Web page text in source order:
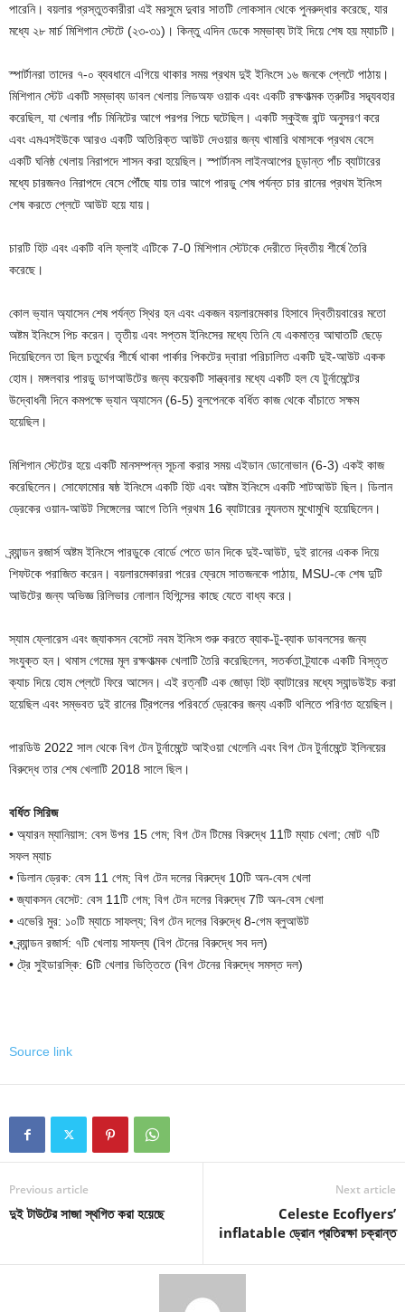
পারেনি। বয়লার প্রস্তুতকারীরা এই মরসুমে দুবার সাতটি লোকসান থেকে পুনরুদ্ধার করেছে, যার
মধ্যে ২৮ মার্চ মিশিগান স্টেটে (২৩-৩১)। কিন্তু এদিন ডেকে সম্ভাব্য টাই দিয়ে শেষ হয় ম্যাচটি।
স্পার্টানরা তাদের ৭-০ ব্যবধানে এগিয়ে থাকার সময় প্রথম দুই ইনিংসে ১৬ জনকে প্লেটে পাঠায়।
মিশিগান স্টেট একটি সম্ভাব্য ডাবল খেলায় লিডঅফ ওয়াক এবং একটি রক্ষণাত্মক ত্রুটির সদ্ব্যবহার
করেছিল, যা খেলার পাঁচ মিনিটের আগে পরপর পিচে ঘটেছিল। একটি স্কুইজ বান্ট অনুসরণ করে
এবং এমএসইউকে আরও একটি অতিরিক্ত আউট দেওয়ার জন্য খামারি থমাসকে প্রথম বেসে
একটি ঘনিষ্ঠ খেলায় নিরাপদে শাসন করা হয়েছিল। স্পার্টানস লাইনআপের চূড়ান্ত পাঁচ ব্যাটারের
মধ্যে চারজনও নিরাপদে বেসে পৌঁছে যায় তার আগে পারডু শেষ পর্যন্ত চার রানের প্রথম ইনিংস
শেষ করতে প্লেটে আউট হয়ে যায়।
চারটি হিট এবং একটি বলি ফ্লাই এটিকে 7-0 মিশিগান স্টেটকে দেরীতে দ্বিতীয় শীর্ষে তৈরি
করেছে।
কোল ভ্যান অ্যাসেন শেষ পর্যন্ত স্থির হন এবং একজন বয়লারমেকার হিসাবে দ্বিতীয়বারের মতো
অষ্টম ইনিংসে পিচ করেন। তৃতীয় এবং সপ্তম ইনিংসের মধ্যে তিনি যে একমাত্র আঘাতটি ছেড়ে
দিয়েছিলেন তা ছিল চতুর্থের শীর্ষে থাকা পার্কার পিকটের দ্বারা পরিচালিত একটি দুই-আউট একক
হোম। মঙ্গলবার পারডু ডাগআউটের জন্য কয়েকটি সান্ত্বনার মধ্যে একটি হল যে টুর্নামেন্টের
উদ্বোধনী দিনে কমপক্ষে ভ্যান অ্যাসেন (6-5) বুলপেনকে বর্ধিত কাজ থেকে বাঁচাতে সক্ষম
হয়েছিল।
মিশিগান স্টেটের হয়ে একটি মানসম্পন্ন সূচনা করার সময় এইডান ডোনোভান (6-3) একই কাজ
করেছিলেন। সোফোমোর ষষ্ঠ ইনিংসে একটি হিট এবং অষ্টম ইনিংসে একটি শাটআউট ছিল। ডিলান
ড্রেকের ওয়ান-আউট সিঙ্গেলের আগে তিনি প্রথম 16 ব্যাটারের ন্যূনতম মুখোমুখি হয়েছিলেন।
ব্র্যান্ডন রজার্স অষ্টম ইনিংসে পারডুকে বোর্ডে পেতে ডান দিকে দুই-আউট, দুই রানের একক দিয়ে
শিফটকে পরাজিত করেন। বয়লারমেকাররা পরের ফ্রেমে সাতজনকে পাঠায়, MSU-কে শেষ দুটি
আউটের জন্য অভিজ্ঞ রিলিভার নোলান হিগিন্সের কাছে যেতে বাধ্য করে।
স্যাম ফ্লোরেস এবং জ্যাকসন বেসেট নবম ইনিংস শুরু করতে ব্যাক-টু-ব্যাক ডাবলসের জন্য
সংযুক্ত হন। থমাস গেমের মূল রক্ষণাত্মক খেলাটি তৈরি করেছিলেন, সতর্কতা ট্র্যাকে একটি বিস্তৃত
ক্যাচ দিয়ে হোম প্লেটে ফিরে আসেন। এই রত্নটি এক জোড়া হিট ব্যাটারের মধ্যে স্যান্ডউইচ করা
হয়েছিল এবং সম্ভবত দুই রানের ট্রিপলের পরিবর্তে ড্রেকের জন্য একটি থলিতে পরিণত হয়েছিল।
পারডিউ 2022 সাল থেকে বিগ টেন টুর্নামেন্টে আইওয়া খেলেনি এবং বিগ টেন টুর্নামেন্টে ইলিনয়ের
বিরুদ্ধে তার শেষ খেলাটি 2018 সালে ছিল।
বর্ধিত সিরিজ
• অ্যারন ম্যানিয়াস: বেস উপর 15 গেম; বিগ টেন টিমের বিরুদ্ধে 11টি ম্যাচ খেলা; মোট ৭টি
সফল ম্যাচ
• ডিলান ড্রেক: বেস 11 গেম; বিগ টেন দলের বিরুদ্ধে 10টি অন-বেস খেলা
• জ্যাকসন বেসেট: বেস 11টি গেম; বিগ টেন দলের বিরুদ্ধে 7টি অন-বেস খেলা
• এভেরি মুর: ১০টি ম্যাচে সাফল্য; বিগ টেন দলের বিরুদ্ধে 8-গেম ব্লুআউট
• ব্র্যান্ডন রজার্স: ৭টি খেলায় সাফল্য (বিগ টেনের বিরুদ্ধে সব দল)
• ট্রে সুইডারস্কি: 6টি খেলার ভিত্তিতে (বিগ টেনের বিরুদ্ধে সমস্ত দল)
Source link
Previous article
দুই টাউটের সাজা স্থগিত করা হয়েছে
Next article
Celeste Ecoflyers’
inflatable ড্রোন প্রতিরক্ষা চক্রান্ত